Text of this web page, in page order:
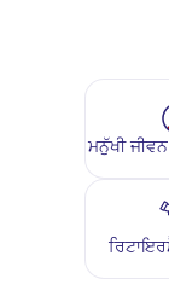
ਮਨੁੱਖੀ